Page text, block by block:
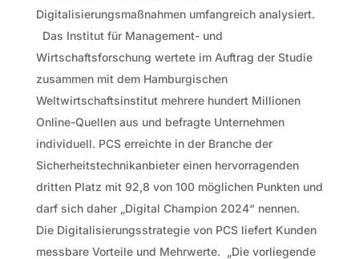
Digitalisierungsmaßnahmen umfangreich analysiert.
Das Institut für Management- und
Wirtschaftsforschung wertete im Auftrag der Studie
zusammen mit dem Hamburgischen
Weltwirtschaftsinstitut mehrere hundert Millionen
Online-Quellen aus und befragte Unternehmen
individuell. PCS erreichte in der Branche der
Sicherheitstechnikanbieter einen hervorragenden
dritten Platz mit 92,8 von 100 möglichen Punkten und
darf sich daher „Digital Champion 2024“ nennen.
Die Digitalisierungsstrategie von PCS liefert Kunden
messbare Vorteile und Mehrwerte. „Die vorliegende